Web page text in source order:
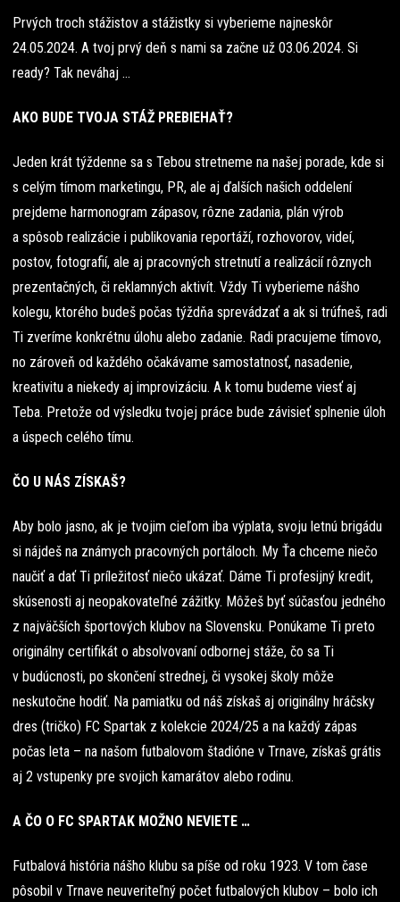
Prvých troch stážistov a stážistky si vyberieme najneskôr
24.05.2024. A tvoj prvý deň s nami sa začne už 03.06.2024. Si
ready? Tak neváhaj …
AKO BUDE TVOJA STÁŽ PREBIEHAŤ?
Jeden krát týždenne sa s Tebou stretneme na našej porade, kde si
s celým tímom marketingu, PR, ale aj ďalších našich oddelení
prejdeme harmonogram zápasov, rôzne zadania, plán výrob
a spôsob realizácie i publikovania reportáží, rozhovorov, videí,
postov, fotografií, ale aj pracovných stretnutí a realizácií rôznych
prezentačných, či reklamných aktivít. Vždy Ti vyberieme nášho
kolegu, ktorého budeš počas týždňa sprevádzať a ak si trúfneš, radi
Ti zveríme konkrétnu úlohu alebo zadanie. Radi pracujeme tímovo,
no zároveň od každého očakávame samostatnosť, nasadenie,
kreativitu a niekedy aj improvizáciu. A k tomu budeme viesť aj
Teba. Pretože od výsledku tvojej práce bude závisieť splnenie úloh
a úspech celého tímu.
ČO U NÁS ZÍSKAŠ?
Aby bolo jasno, ak je tvojim cieľom iba výplata, svoju letnú brigádu
si nájdeš na známych pracovných portáloch. My Ťa chceme niečo
naučiť a dať Ti príležitosť niečo ukázať. Dáme Ti profesijný kredit,
skúsenosti aj neopakovateľné zážitky. Môžeš byť súčasťou jedného
z najväčších športových klubov na Slovensku. Ponúkame Ti preto
originálny certifikát o absolvovaní odbornej stáže, čo sa Ti
v budúcnosti, po skončení strednej, či vysokej školy môže
neskutočne hodiť. Na pamiatku od náš získaš aj originálny hráčsky
dres (tričko) FC Spartak z kolekcie 2024/25 a na každý zápas
počas leta – na našom futbalovom štadióne v Trnave, získaš grátis
aj 2 vstupenky pre svojich kamarátov alebo rodinu.
A ČO O FC SPARTAK MOŽNO NEVIETE …
Futbalová história nášho klubu sa píše od roku 1923. V tom čase
pôsobil v Trnave neuveriteľný počet futbalových klubov – bolo ich